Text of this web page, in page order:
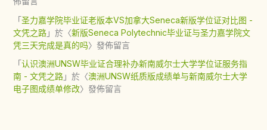
「圣力嘉学院毕业证老版本VS加拿大Seneca新版学位证对比图 -
文凭之路」於〈新版Seneca Polytechnic毕业证与圣力嘉学院文
凭三天完成是真的吗〉發佈留言
「认识澳洲UNSW毕业证合理补办新南威尔士大学学位证服务指
南 - 文凭之路」於〈澳洲UNSW纸质版成绩单与新南威尔士大学
电子图成绩单修改〉發佈留言